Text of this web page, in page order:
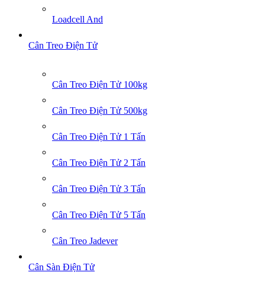
Loadcell And
Cân Treo Điện Tử
Cân Treo Điện Tử 100kg
Cân Treo Điện Tử 500kg
Cân Treo Điện Tử 1 Tấn
Cân Treo Điện Tử 2 Tấn
Cân Treo Điện Tử 3 Tấn
Cân Treo Điện Tử 5 Tấn
Cân Treo Jadever
Cân Sàn Điện Tử